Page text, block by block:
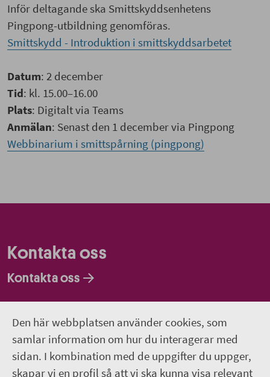
Den här webbplatsen använder cookies, som
samlar information om hur du interagerar med
sidan. I kombination med de uppgifter du uppger,
skapar vi en profil så att vi ska kunna visa relevant
Inför deltagande ska Smittskyddsenhetens
Pingpong-utbildning genomföras.
Smittskydd - Introduktion i smittskyddsarbetet
Datum: 2 december
Tid: kl. 15.00–16.00
Plats: Digitalt via Teams
Anmälan: Senast den 1 december via Pingpong
Webbinarium i smittspårning (pingpong)
Kontakta oss
Kontakta oss
Om webbplatsen
018-611 00 00